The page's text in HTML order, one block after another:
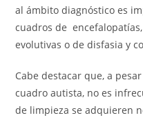
al ámbito diagnóstico es
cuadros de
evolutivas o de disfasia y
Cabe destacar que, a
cuadro autista, no es
de limpieza se adquieren